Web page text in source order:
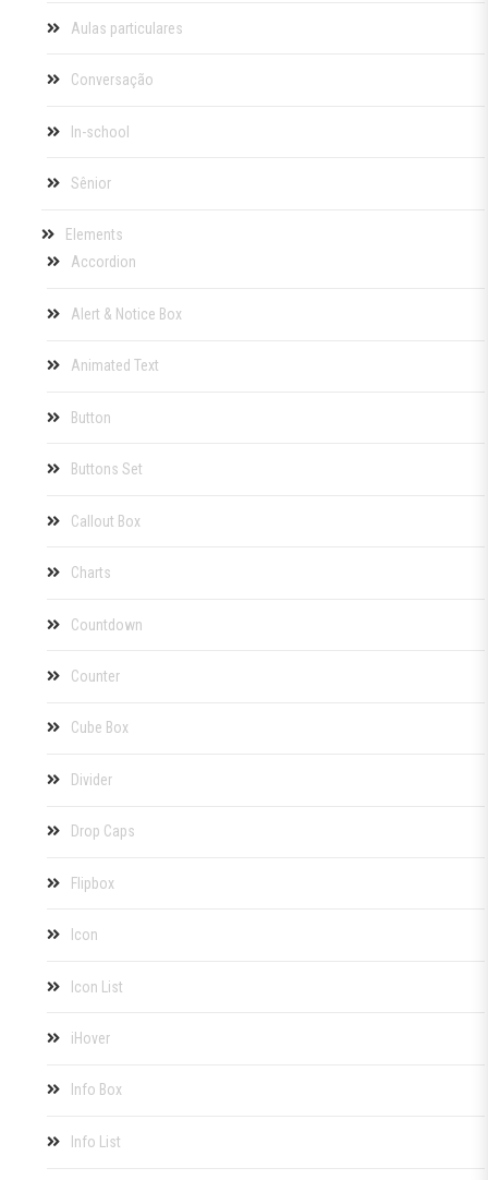
Aulas particulares
Conversação
In-school
Sênior
Elements
Accordion
Alert & Notice Box
Animated Text
Button
Buttons Set
Callout Box
Charts
Countdown
Counter
Cube Box
Divider
Drop Caps
Flipbox
Icon
Icon List
iHover
Info Box
Info List